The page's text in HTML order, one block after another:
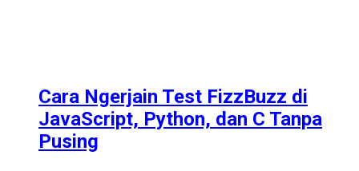
Cara Ngerjain Test FizzBuzz di
JavaScript, Python, dan C Tanpa
Pusing